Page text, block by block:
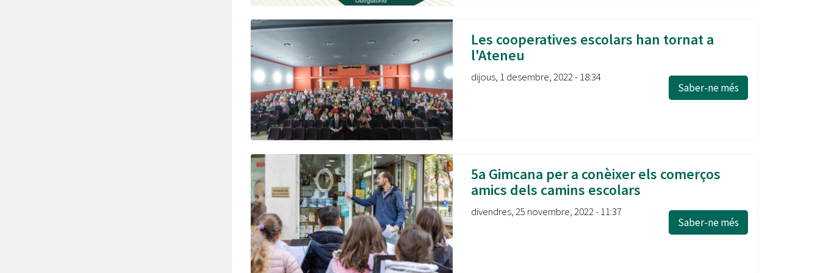
Les cooperatives escolars han tornat a
l'Ateneu
dijous, 1 desembre, 2022 - 18:34
Saber-ne més
5a Gimcana per a conèixer els comerços
amics dels camins escolars
divendres, 25 novembre, 2022 - 11:37
Saber-ne més